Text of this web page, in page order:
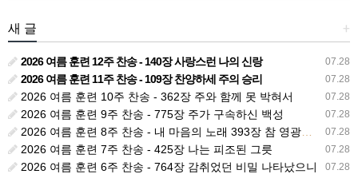
+
새 글
07.28
2026 여름 훈련 12주 찬송 - 140장 사랑스런 나의 신랑
07.28
2026 여름 훈련 11주 찬송 - 109장 찬양하세 주의 승리
07.28
2026 여름 훈련 10주 찬송 - 362장 주와 함께 못 박혀서
07.28
2026 여름 훈련 9주 찬송 - 775장 주가 구속하신 백성
07.28
2026 여름 훈련 8주 찬송 - 내 마음의 노래 393장 참 영광스런 우리 왕
07.28
2026 여름 훈련 7주 찬송 - 425장 나는 피조된 그릇
07.28
2026 여름 훈련 6주 찬송 - 764장 감취었던 비밀 나타났으니